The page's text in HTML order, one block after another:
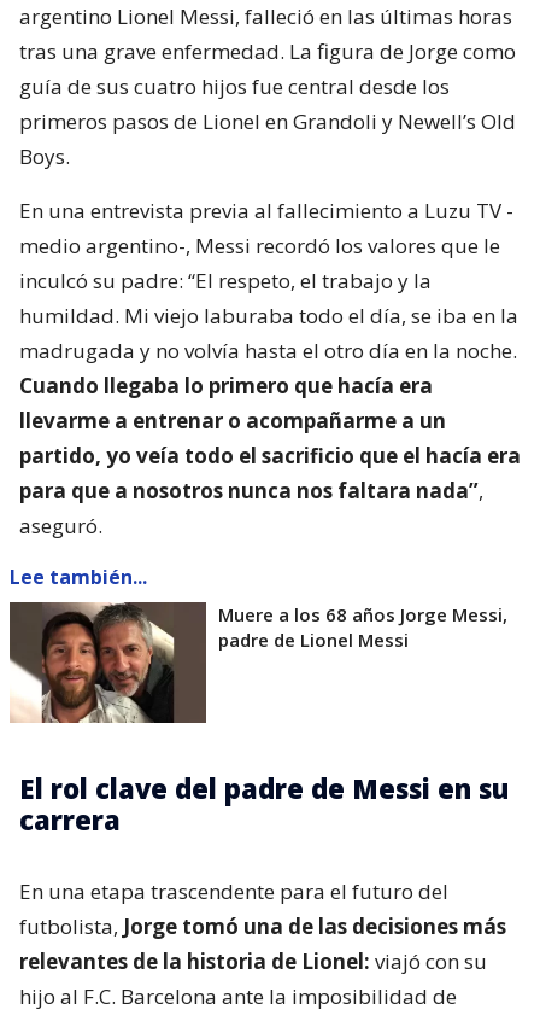
argentino Lionel Messi, falleció en las últimas horas
tras una grave enfermedad. La figura de Jorge como
guía de sus cuatro hijos fue central desde los
primeros pasos de Lionel en Grandoli y Newell’s Old
Boys.
En una entrevista previa al fallecimiento a Luzu TV -
medio argentino-, Messi recordó los valores que le
inculcó su padre: “El respeto, el trabajo y la
humildad. Mi viejo laburaba todo el día, se iba en la
madrugada y no volvía hasta el otro día en la noche.
Cuando llegaba lo primero que hacía era
llevarme a entrenar o acompañarme a un
partido, yo veía todo el sacrificio que el hacía era
para que a nosotros nunca nos faltara nada”,
aseguró.
Lee también...
Muere a los 68 años Jorge Messi,
padre de Lionel Messi
El rol clave del padre de Messi en su
carrera
En una etapa trascendente para el futuro del
futbolista, Jorge tomó una de las decisiones más
relevantes de la historia de Lionel: viajó con su
hijo al F.C. Barcelona ante la imposibilidad de